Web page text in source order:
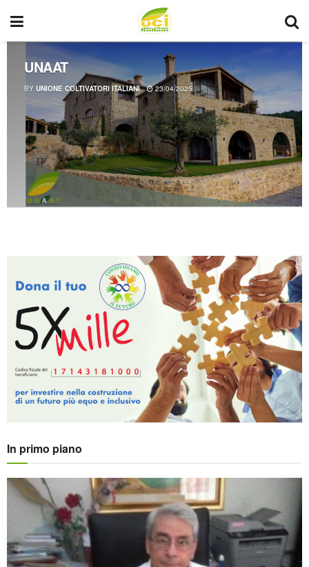
UNAAT
BY UNIONE COLTIVATORI ITALIANI 23/04/2025
In primo piano